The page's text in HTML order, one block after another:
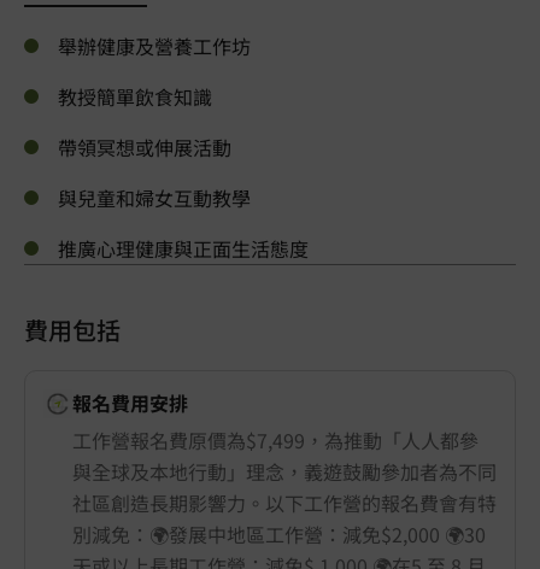
舉辦健康及營養工作坊
教授簡單飲食知識
帶領冥想或伸展活動
與兒童和婦女互動教學
推廣心理健康與正面生活態度
費用包括
報名費用安排
工作營報名費原價為$7,499，為推動「人人都參
與全球及本地行動」理念，義遊鼓勵參加者為不同
社區創造長期影響力。以下工作營的報名費會有特
別減免：🌍發展中地區工作營：減免$2,000 🌍30